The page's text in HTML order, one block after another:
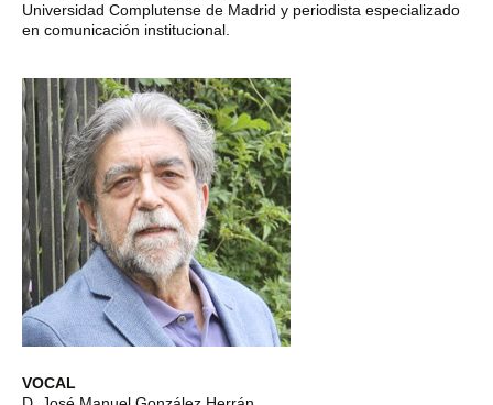
Universidad Complutense de Madrid y periodista especializado
en comunicación institucional.
VOCAL